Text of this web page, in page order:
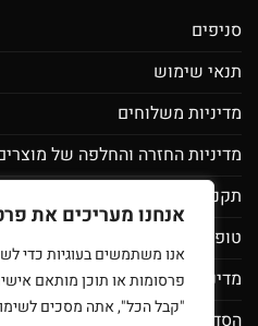
אנחנו מעריכים את
אנו משתמשים בעוגיות כדי
פרסומות או תוכן מותאם
"קבל הכל", אתה מסכים
סניפים
תנאי שימוש
מדיניות משלוחים
מדיניות החזרה והחלפה של
תקנון מועדון לקוחות ספירלה-
טופס בקשת מחיקת פרטי משתמש
מדיניות פרטיות
הסדרי נגישות